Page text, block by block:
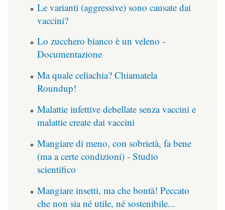
Le varianti (aggressive) sono causate dai
vaccini?
Lo zucchero bianco è un veleno -
Documentazione
Ma quale celiachia? Chiamatela
Roundup!
Malattie infettive debellate senza vaccini e
malattie create dai vaccini
Mangiare di meno, con sobrietà, fa bene
(ma a certe condizioni) - Studio
scientifico
Mangiare insetti, ma che bontà! Peccato
che non sia né utile, né sostenibile...